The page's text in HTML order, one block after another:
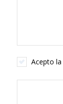
Acepto la